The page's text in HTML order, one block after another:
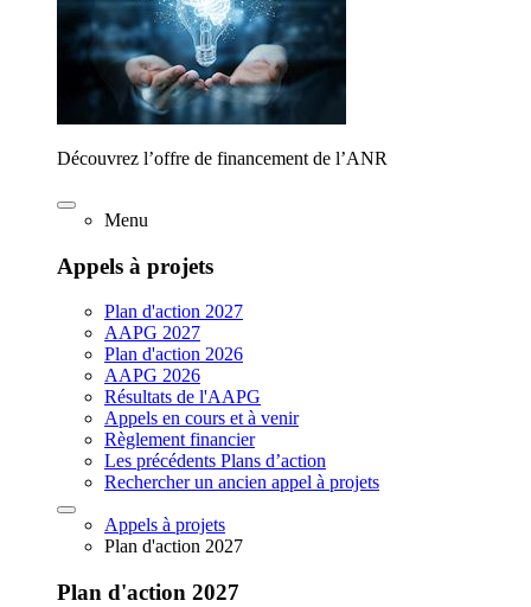
Découvrez l’offre de financement de l’ANR
Menu
Appels à projets
Plan d'action 2027
AAPG 2027
Plan d'action 2026
AAPG 2026
Résultats de l'AAPG
Appels en cours et à venir
Règlement financier
Les précédents Plans d’action
Rechercher un ancien appel à projets
Appels à projets
Plan d'action 2027
Plan d'action 2027